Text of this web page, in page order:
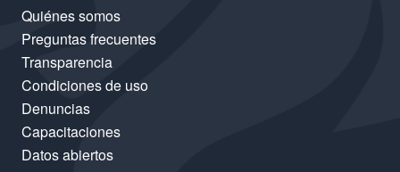
Quiénes somos
Preguntas frecuentes
Transparencia
Condiciones de uso
Denuncias
Capacitaciones
Datos abiertos